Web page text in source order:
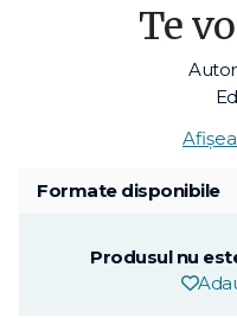
Te
Autor
Formate disponibile
Produsul nu